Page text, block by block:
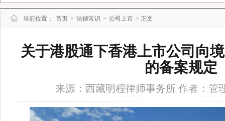
当前位置： 首页 > 法律常识 > 公司上市 > 正文
关于港股通下香港上市公司向
的备案规定
来源：西藏明程律师事务所 作者：管